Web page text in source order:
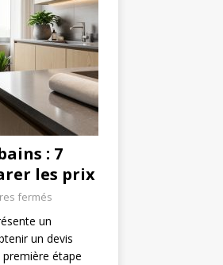
: 7
les prix
fermés
un
un devis
étape